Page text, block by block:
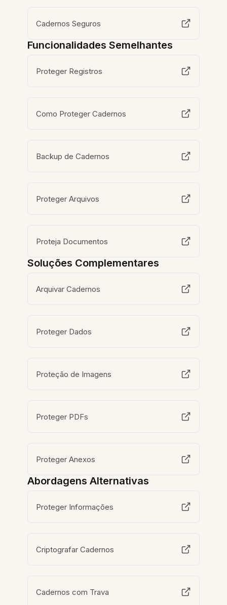
Cadernos Seguros
Funcionalidades Semelhantes
Proteger Registros
Como Proteger Cadernos
Backup de Cadernos
Proteger Arquivos
Proteja Documentos
Soluções Complementares
Arquivar Cadernos
Proteger Dados
Proteção de Imagens
Proteger PDFs
Proteger Anexos
Abordagens Alternativas
Proteger Informações
Criptografar Cadernos
Cadernos com Trava